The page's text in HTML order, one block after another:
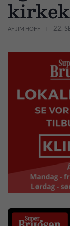
AF JIM HOFF 22.